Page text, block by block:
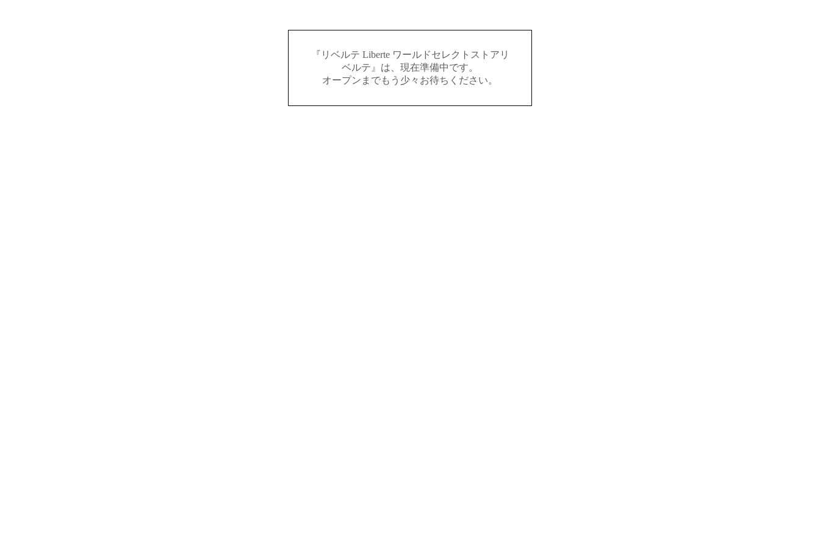
『リベルテ Liberte ワールドセレクトストアリ
ベルテ』は、現在準備中です。
オープンまでもう少々お待ちください。